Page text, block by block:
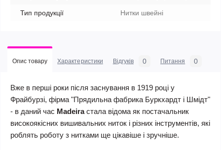
Тип продукції Нитки швейні
Опис товару Характеристики Відгуків 0 Питання 0
Вже в перші роки після заснування в 1919 році у
Фрайбурзі, фірма "Прядильна фабрика Буркхардт і Шмідт"
- в даний час Madeiraстала відома як постачальник
високоякісних вишивальних ниток і різних інструментів, які
роблять роботу з нитками ще цікавіше і зручніше.